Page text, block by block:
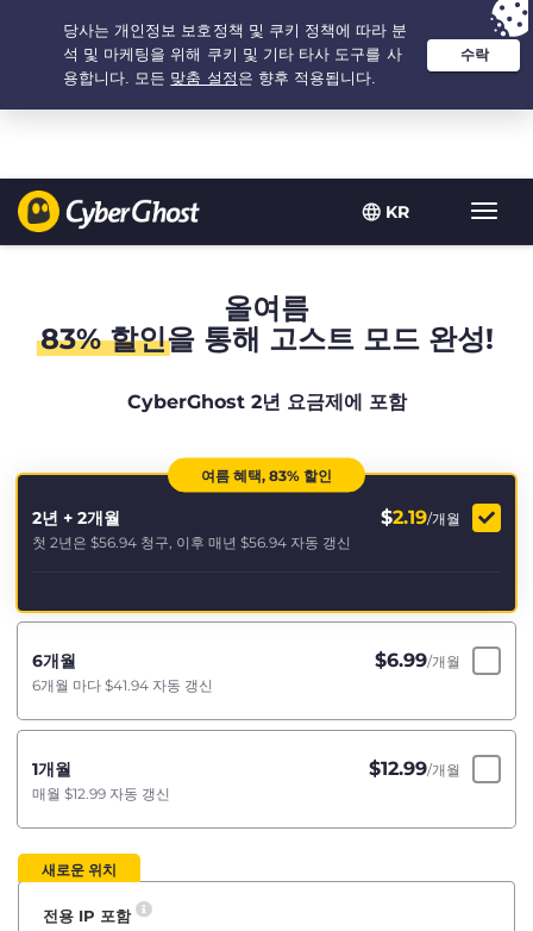
KR
탐
색
추천 옵션: 최저가 - 2.1666666666667년 $ 2.19 /개월
올여름
83% 할인을 통해 고스트 모드 완성!
CyberGhost 2년 요금제에 포함
여름 혜택, 83% 할인
2년 + 2개월 $2.19/개월
첫 2년은 $56.94 청구, 이후 매년 $56.94 자동 갱신
6개월 $6.99/개월
6개월 마다 $41.94 자동 갱신
1개월 $12.99/개월
매월 $12.99 자동 갱신
새로운 위치
전용 IP 포함